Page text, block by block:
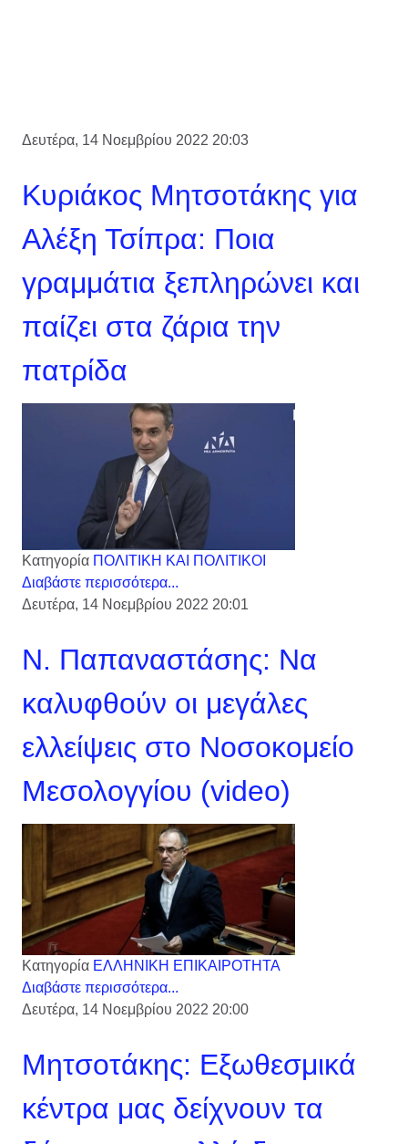
Δευτέρα, 14 Νοεμβρίου 2022 20:03
Κυριάκος Μητσοτάκης για
Αλέξη Τσίπρα: Ποια
γραμμάτια ξεπληρώνει και
παίζει στα ζάρια την
πατρίδα
Κατηγορία ΠΟΛΙΤΙΚΗ ΚΑΙ ΠΟΛΙΤΙΚΟΙ
Διαβάστε περισσότερα...
Δευτέρα, 14 Νοεμβρίου 2022 20:01
Ν. Παπαναστάσης: Να
καλυφθούν οι μεγάλες
ελλείψεις στο Νοσοκομείο
Μεσολογγίου (video)
Κατηγορία ΕΛΛΗΝΙΚΗ ΕΠΙΚΑΙΡΟΤΗΤΑ
Διαβάστε περισσότερα...
Δευτέρα, 14 Νοεμβρίου 2022 20:00
Μητσοτάκης: Εξωθεσμικά
κέντρα μας δείχνουν τα